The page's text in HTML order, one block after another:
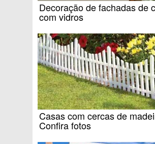
Decoração de fachadas de
com vidros
Casas com cercas de
Confira fotos